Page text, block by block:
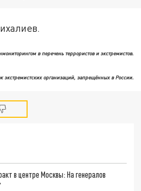
в перечень террористов и экстремистов.
экстремистских организаций, запрещённых в России.
в центре Москвы: На генералов